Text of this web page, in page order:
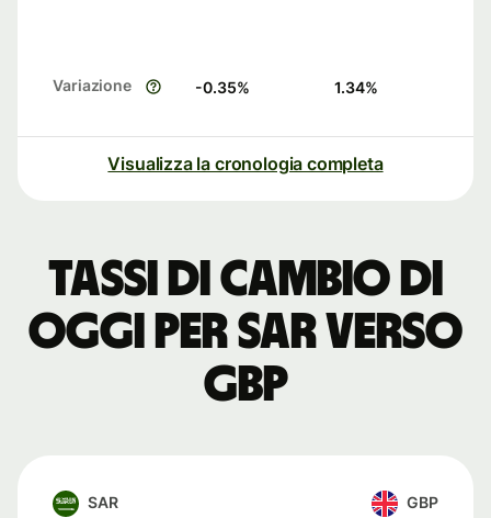
Variazione -0.35% 1.34%
Visualizza la cronologia completa
Tassi di cambio di
oggi per SAR verso
GBP
SAR GBP